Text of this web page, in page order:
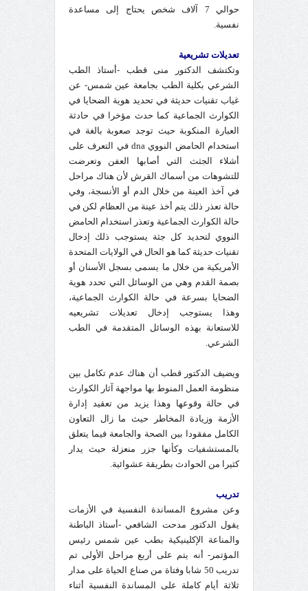
حوالي 7 آلاف شخص يحتاج إلى مساعدة
نفسية.
تعديلات تشريعية
وتكتشف الدكتور منى قطب -أستاذ الطب
الشرعي بكلية الطب بجامعة عين شمس- عن
غياب تقنيات حديثة في تحديد هوية الضحايا في
الكوارث الجماعية كما حدث مؤخرا في حادثة
العبارة المنكوبة حيث توجد صعوبة بالغة في
استخدام الحامض النووي dna في التعرف على
أشلاء الجثث التي أصابها العفن وتعرضت
للتشوهات من أسماك القرش لأن هناك مراحل
في آخذ العينة من خلال الدم أو الأنسجة، وفي
حالة تعذر ذلك يتم أخذ عينة من العظام لكن في
حالة الكوارث الجماعية وتعذر استخدام الحامض
النووي لتحديد كل جثة يستوجب ذلك إدخال
تقنيات حديثة كما هو الحال في الولايات المتحدة
الأمريكية من خلال ما يسمى بسجل الأسنان أو
بصمة القدم وهي من الوسائل التي تحدد هوية
الضحايا بسرعة في حالة الكوارث الجماعية،
وهذا يستوجب إدخال تعديلات تشريعيه
للاستعانة بهذه الوسائل المتقدمة في الطب
الشرعي.
ويضيف الدكتور قطب أن هناك عدم تكامل بين
منظومة العمل المنوط بها مواجهة آثار الكوارث
في حالة وقوعها وهذا يزيد من تعقيد إدارة
الأزمة وزيادة المخاطر حيث ما زال التعاون
الكامل مفقودا بين الصحة والجامعة فيما يتعلق
بالمستشفيات وكأنها جزر منعزلة حيث يدار
كثيرا من الحوادث بطريقة عشوائية.
تدريب
وعن مشروع المساندة النفسية في الأزمات
يقول الدكتور مدحت الشافعي -أستاذ الباطنة
والمناعة الإكلينيكية بطب عين شمس رئيس
المؤتمر- أنه يتم على أربع مراحل الأولى تم
تدريب 50 شابا وفتاة من صناع الحياة على مدار
ثلاثة أيام كاملة على المساندة النفسية أثناء